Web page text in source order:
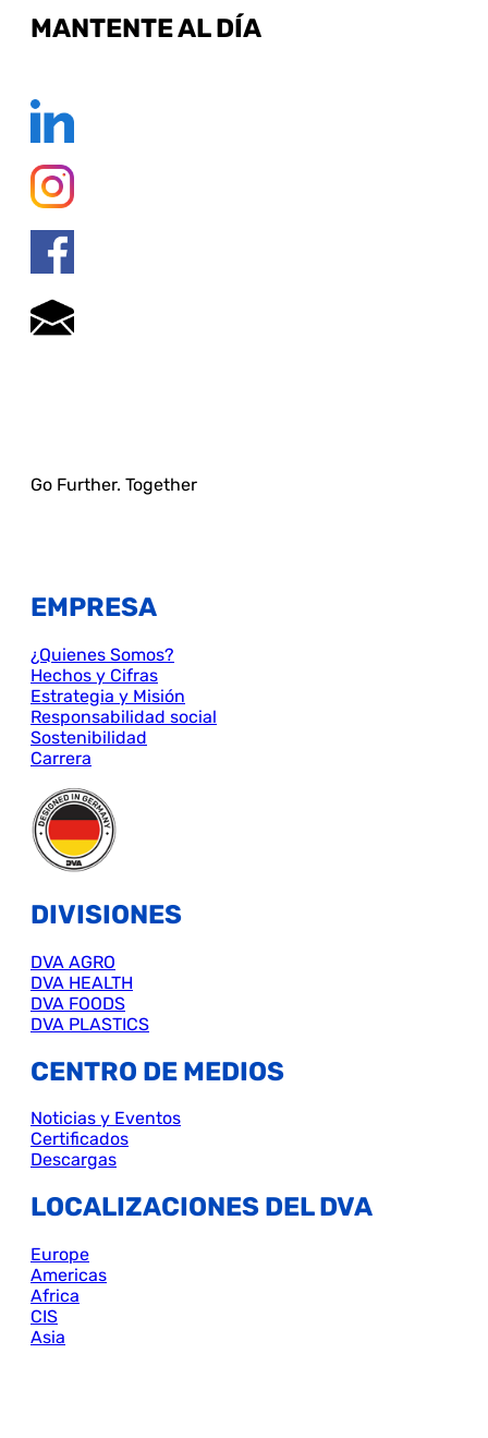
MANTENTE AL DÍA
Go Further. Together
EMPRESA
¿Quienes Somos?
Hechos y Cifras
Estrategia y Misión
Responsabilidad social
Sostenibilidad
Carrera
DIVISIONES
DVA AGRO
DVA HEALTH
DVA FOODS
DVA PLASTICS
CENTRO DE MEDIOS
Noticias y Eventos
Certificados
Descargas
LOCALIZACIONES DEL DVA
Europe
Americas
Africa
CIS
Asia